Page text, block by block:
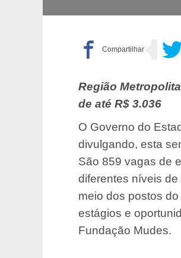
Região
de até R$ 3.036
O Governo do
divulgando, esta
São 859 vagas de
diferentes níveis
meio dos postos
estágios e
Fundação Mudes.